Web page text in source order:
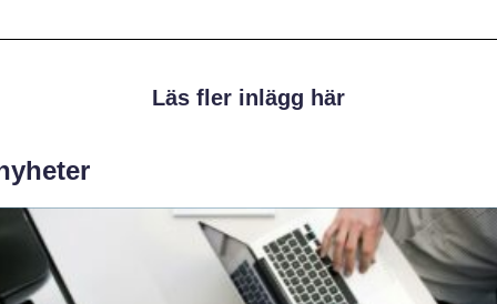
Läs fler inlägg här